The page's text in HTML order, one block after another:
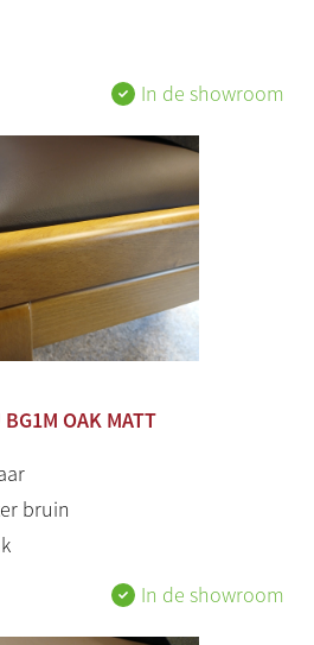
In de showroom
OAK MATT
bruin
In de showroom